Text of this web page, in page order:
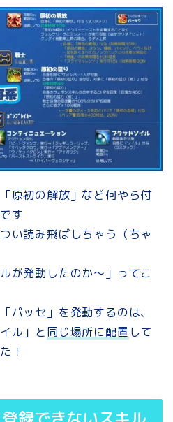
原初の解放」など何やら付
す
い読み飛ばしちゃう（ちゃ
が発動したのか～」ってこ
パッセ」を発動するのは、
ル」と同じ場所に配置 して
！